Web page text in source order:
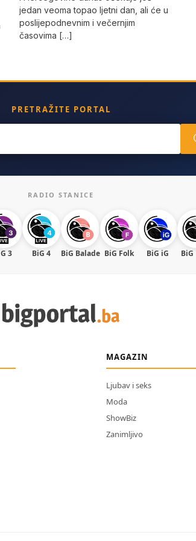
jedan veoma topao ljetni dan, ali će u
poslijepodnevnim i večernjim
časovima […]
PRETRAŽITE PORTAL
RADIO STANICE
3 BiG 4 BiG Balade BiG Folk BiG iG BiG
MAGAZIN
Ljubav i seks
Moda
ShowBiz
Zanimljivo